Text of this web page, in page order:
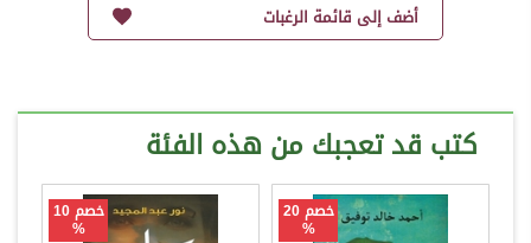
أضف إلى قائمة الرغبات
كتب قد تعجبك من هذه الفئة
خصم 20
%
خصم 10
%